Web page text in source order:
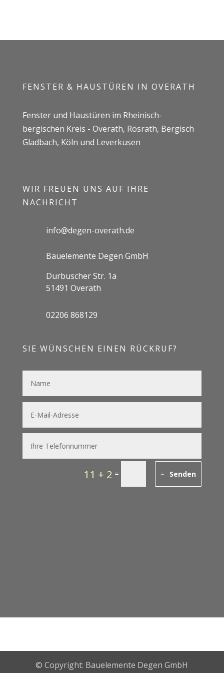
FENSTER & HAUSTÜREN IN OVERATH
Fenster und Haustüren im Rheinisch-
bergischen Kreis - Overath, Rösrath, Bergisch
Gladbach, Köln und Leverkusen
WIR FREUEN UNS AUF IHRE
NACHRICHT
info@degen-overath.de
Bauelemente Degen GmbH
Durbuscher Str. 1a
51491 Overath
02206 868129
SIE WÜNSCHEN EINEN RÜCKRUF?
11 + 2 = Senden
© Copyright: Bauelemente Degen GmbH